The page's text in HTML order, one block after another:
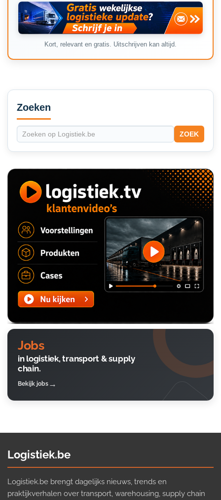
Kort, relevant en gratis. Uitschrijven kan altijd.
Secondary
Sidebar
Zoeken
ZOEK
Jobs
in logistiek, transport & supply
chain.
Bekijk jobs
Logistiek.be
Logistiek.be brengt dagelijks nieuws, trends en
praktijkverhalen over transport, warehousing, supply chain